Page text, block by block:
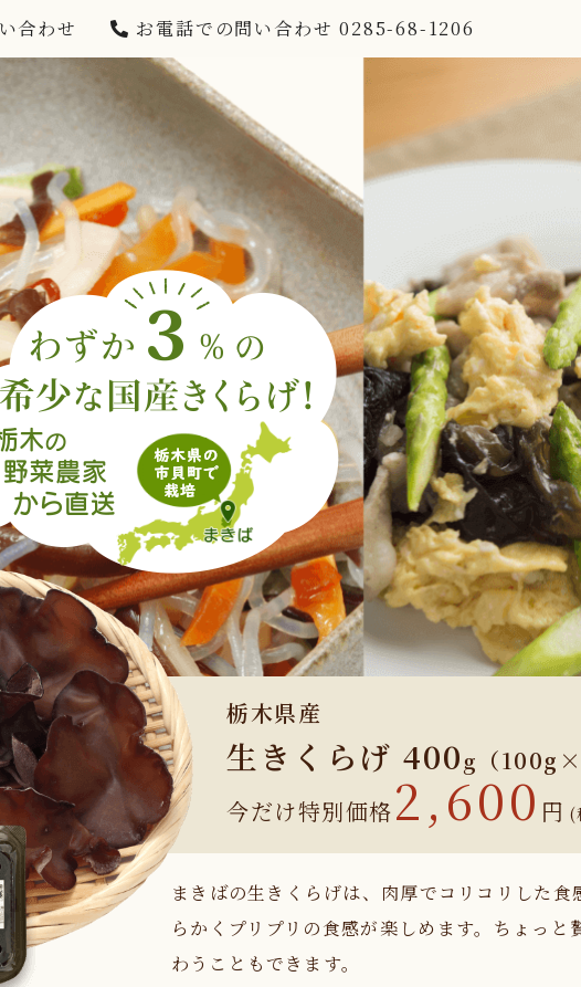
合わせ お電話での問い合わせ 0285-68-1206
栃木県産
生きくらげ 400g （
今だけ特別価格2,600 円 (
まきばの生きくらげは、肉厚でコリコリした
らかくプリプリの食感が楽しめます。ちょっ
わうこともできます。